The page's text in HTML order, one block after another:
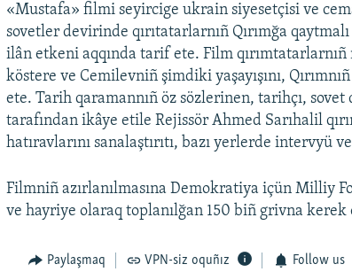
«Mustafa» filmi seyircige ukrain siyesetçisi ve
sovetler devirinde qırıtatarlarnıñ Qırımğa
ilân etkeni aqqında tarif ete. Film
köstere ve Cemilevniñ şimdiki yaşayışını,
ete. Tarih qaramannıñ öz sözlerinen, tarihçı,
tarafından ikâye etile Rejissör Ahmed Sarıhalil
hatıravlarını sanalaştırıtı, bazı yerlerde intervyü
Filmniñ azırlanılmasına Demokratiya içün Milliy
ve hayriye olaraq toplanılğan 150 biñ grivna kerek
Paylaşmaq VPN-siz oquñız Follow us